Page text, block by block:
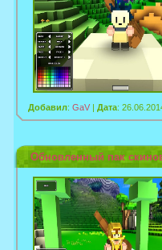
Добавил: GaV | Дата:
Обновленный пак